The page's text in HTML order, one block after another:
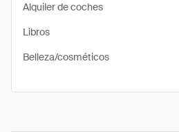
Alquiler de coches
Libros
Belleza/cosméticos